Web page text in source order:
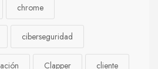
chrome
ciberseguridad
Clapper cliente